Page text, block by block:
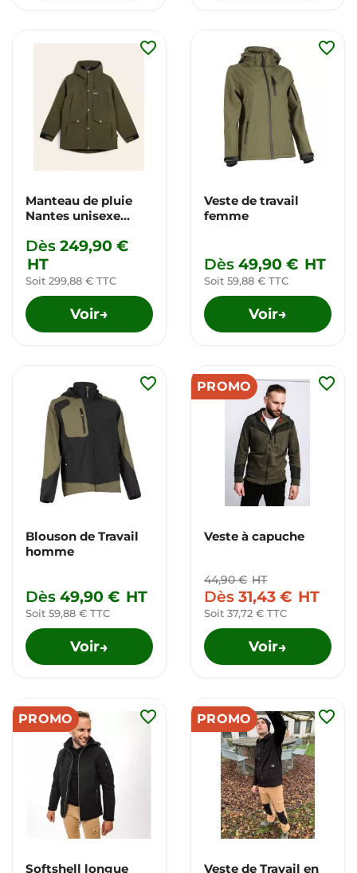
Manteau de pluie
Nantes unisexe
Dès 249,90 €
HT
Soit 299,88 € TTC
Voir→
favorite_border
Veste de travail
femme
Dès 49,90 € HT
Soit 59,88 € TTC
Voir→
favorite_border
Blouson de Travail
homme
Dès 49,90 € HT
Soit 59,88 € TTC
Voir→
favorite_border PROMO
Veste à capuche
44,90 € HT
Dès 31,43 € HT
Soit 37,72 € TTC
Voir→
favorite_border
PROMO
Softshell longue
favorite_border PROMO
Veste de Travail en
favorite_border